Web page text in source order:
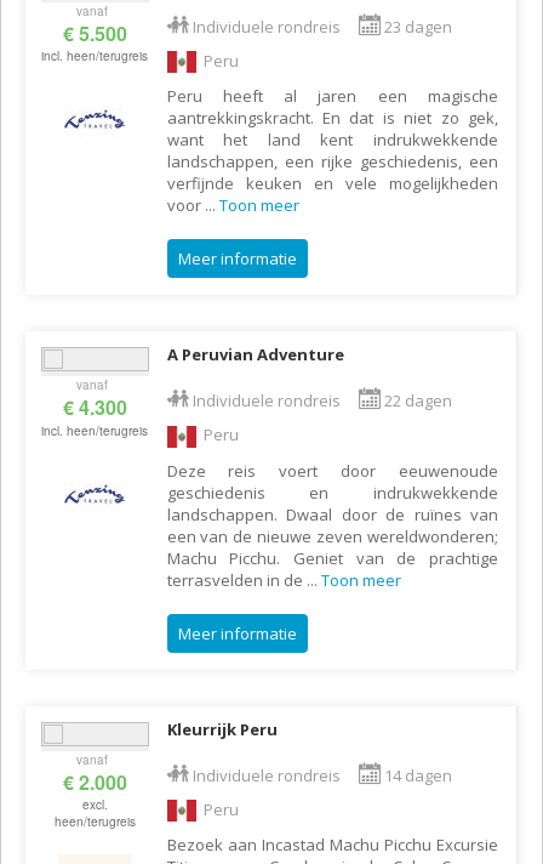
vanaf
€ 5.500
incl. heen/terugreis
Individuele rondreis
23 dagen
Peru
Peru heeft al jaren een magische
aantrekkingskracht. En dat is niet zo gek,
want het land kent indrukwekkende
landschappen, een rijke geschiedenis, een
verfijnde keuken en vele mogelijkheden
voor ... Toon meer
Meer informatie
vanaf
€ 4.300
incl. heen/terugreis
A Peruvian Adventure
Individuele rondreis
22 dagen
Peru
Deze reis voert door eeuwenoude
geschiedenis en indrukwekkende
landschappen. Dwaal door de ruïnes van
een van de nieuwe zeven wereldwonderen;
Machu Picchu. Geniet van de prachtige
terrasvelden in de ... Toon meer
Meer informatie
vanaf
€ 2.000
excl.
heen/terugreis
Kleurrijk Peru
Individuele rondreis
14 dagen
Peru
Bezoek aan Incastad Machu Picchu Excursie